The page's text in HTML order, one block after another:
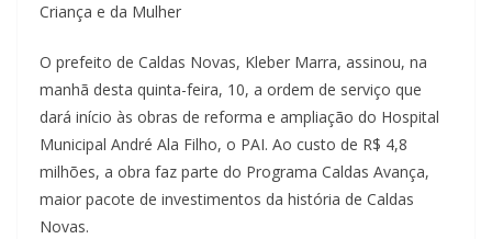
Criança e da Mulher
O prefeito de Caldas Novas, Kleber Marra, assinou, na
manhã desta quinta-feira, 10, a ordem de serviço que
dará início às obras de reforma e ampliação do Hospital
Municipal André Ala Filho, o PAI. Ao custo de R$ 4,8
milhões, a obra faz parte do Programa Caldas Avança,
maior pacote de investimentos da história de Caldas
Novas.